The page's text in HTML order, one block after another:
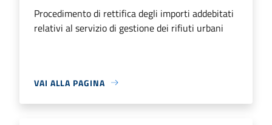
Procedimento di rettifica degli importi addebitati
relativi al servizio di gestione dei rifiuti urbani
VAI ALLA PAGINA